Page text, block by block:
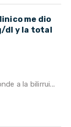
me dio
dl y la total
a la bilirrui...